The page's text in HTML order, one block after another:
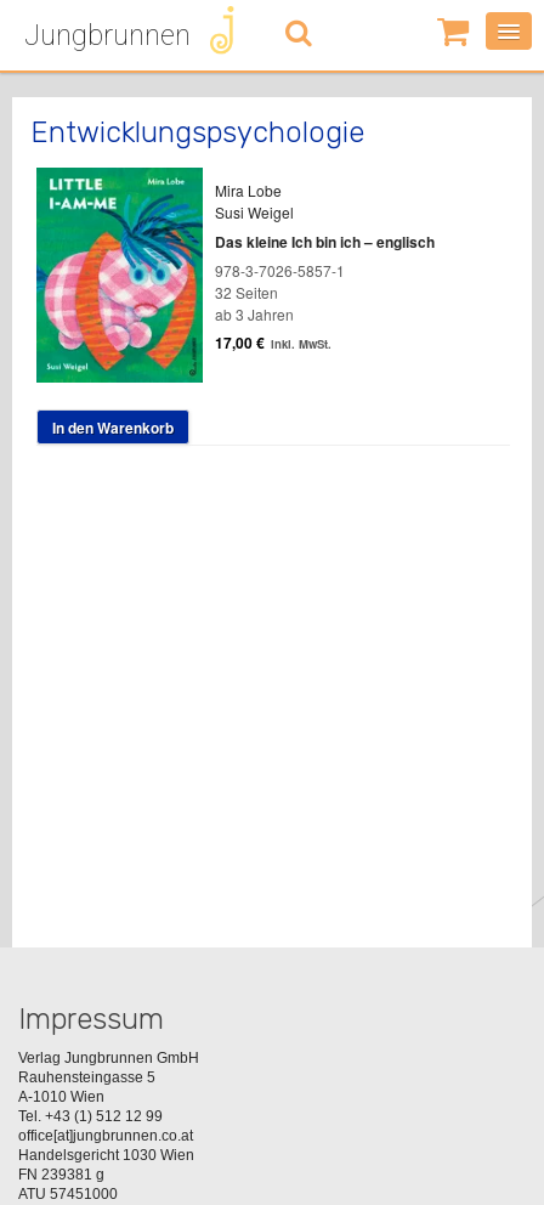
Jungbrunnen
0
Artikel
-
Entwicklungspsychologie
Mira Lobe
Susi Weigel
Das kleine Ich bin ich – englisch
978-3-7026-5857-1
32 Seiten
ab 3 Jahren
17,00€ inkl. MwSt.
In den Warenkorb
Impressum
Verlag Jungbrunnen GmbH
Rauhensteingasse 5
A-1010 Wien
Tel. +43 (1) 512 12 99
office[at]jungbrunnen.co.at
Handelsgericht 1030 Wien
FN 239381 g
ATU 57451000